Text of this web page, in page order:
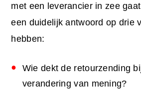
met een leverancier in zee
een duidelijk antwoord op drie
hebben:
Wie dekt de retourzending
verandering van mening?